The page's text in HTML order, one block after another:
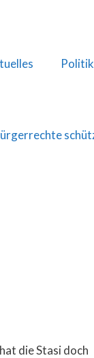
Politik
die Stasi doch